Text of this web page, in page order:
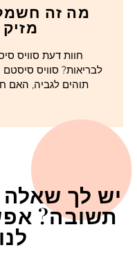
מה זה
חוות דעת סוויס
לבריאות? סוויס
תוהים לגביה, האם
יש לך
תשובה?